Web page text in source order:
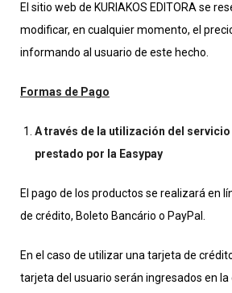
El sitio web de KURIAKOS EDITORA se
modificar, en cualquier momento, el
informando al usuario de este hecho.
Formas de Pago
A través de la utilización del servicio
prestado por la Easypay
El pago de los productos se realizará en
de crédito, Boleto Bancário o PayPal.
En el caso de utilizar una tarjeta de
tarjeta del usuario serán ingresados ​​en la